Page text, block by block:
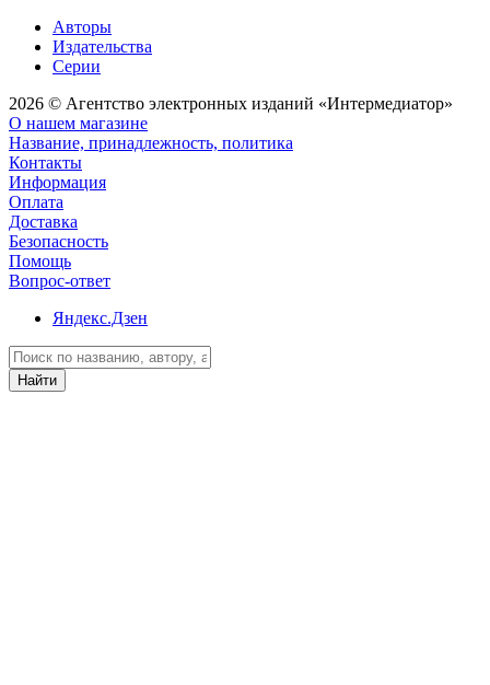
Авторы
Издательства
Серии
2026 © Агентство электронных изданий «Интермедиатор»
О нашем магазине
Название, принадлежность, политика
Контакты
Информация
Оплата
Доставка
Безопасность
Помощь
Вопрос-ответ
Яндекс.Дзен
Найти